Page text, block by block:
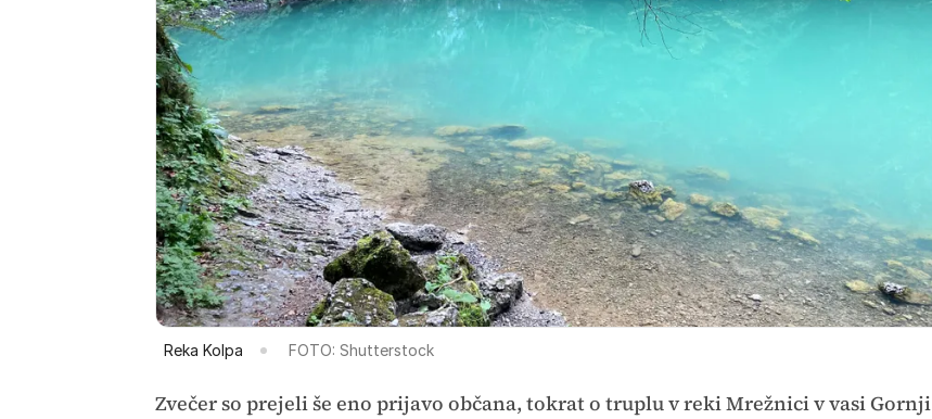
Reka Kolpa FOTO: Shutterstock
Zvečer so prejeli še eno prijavo občana, tokrat o truplu v reki Mrežnici v vasi Gornji